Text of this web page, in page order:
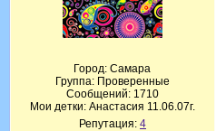
Город: Самара
Группа: Проверенные
Сообщений: 1710
Мои детки: Анастасия 11.06.07г.
Репутация: 4